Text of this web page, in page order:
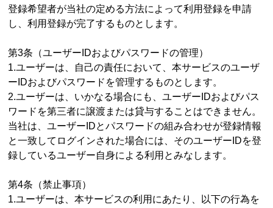
登録希望者が当社の定める方法によって利用登録を申請
し、利用登録が完了するものとします。
第3条（ユーザーIDおよびパスワードの管理）
1.ユーザーは、自己の責任において、本サービスのユーザ
ーIDおよびパスワードを管理するものとします。
2.ユーザーは、いかなる場合にも、ユーザーIDおよびパス
ワードを第三者に譲渡または貸与することはできません。
当社は、ユーザーIDとパスワードの組み合わせが登録情報
と一致してログインされた場合には、そのユーザーIDを登
録しているユーザー自身による利用とみなします。
第4条（禁止事項）
1.ユーザーは、本サービスの利用にあたり、以下の行為を